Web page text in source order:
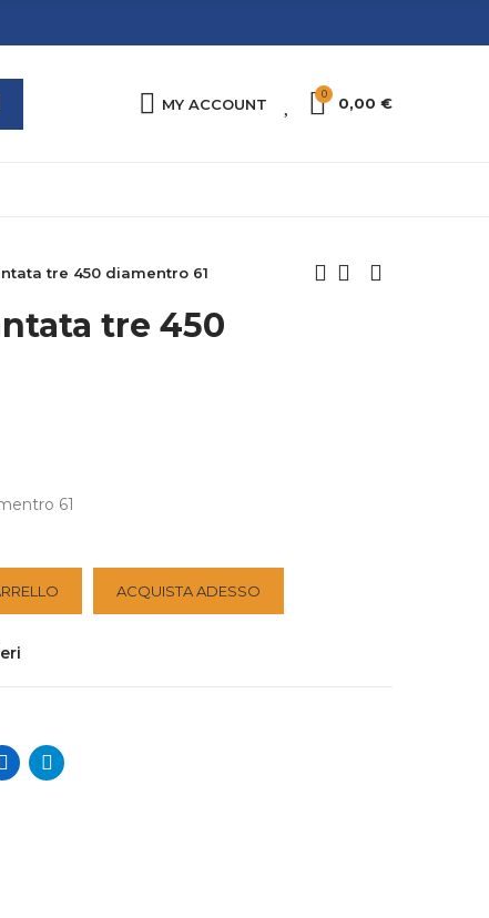
MY ACCOUNT
0
0,00 €
tre 450 diamentro 61
tre 450
61
ACQUISTA ADESSO